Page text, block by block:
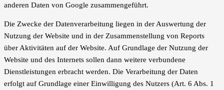
anderen Daten von Google zusammengeführt.
Die Zwecke der Datenverarbeitung liegen in der Auswertung der
Nutzung der Website und in der Zusammenstellung von Reports
über Aktivitäten auf der Website. Auf Grundlage der Nutzung der
Website und des Internets sollen dann weitere verbundene
Dienstleistungen erbracht werden. Die Verarbeitung der Daten
erfolgt auf Grundlage einer Einwilligung des Nutzers (Art. 6 Abs. 1